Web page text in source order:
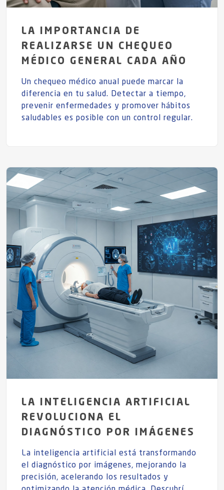
LA IMPORTANCIA DE
REALIZARSE UN CHEQUEO
MÉDICO GENERAL CADA AÑO
Un chequeo médico anual puede marcar la
diferencia en tu salud. Detectar a tiempo,
prevenir enfermedades y promover hábitos
saludables es posible con un control regular.
LA INTELIGENCIA ARTIFICIAL
REVOLUCIONA EL
DIAGNÓSTICO POR IMÁGENES
La inteligencia artificial está transformando
el diagnóstico por imágenes, mejorando la
precisión, acelerando los resultados y